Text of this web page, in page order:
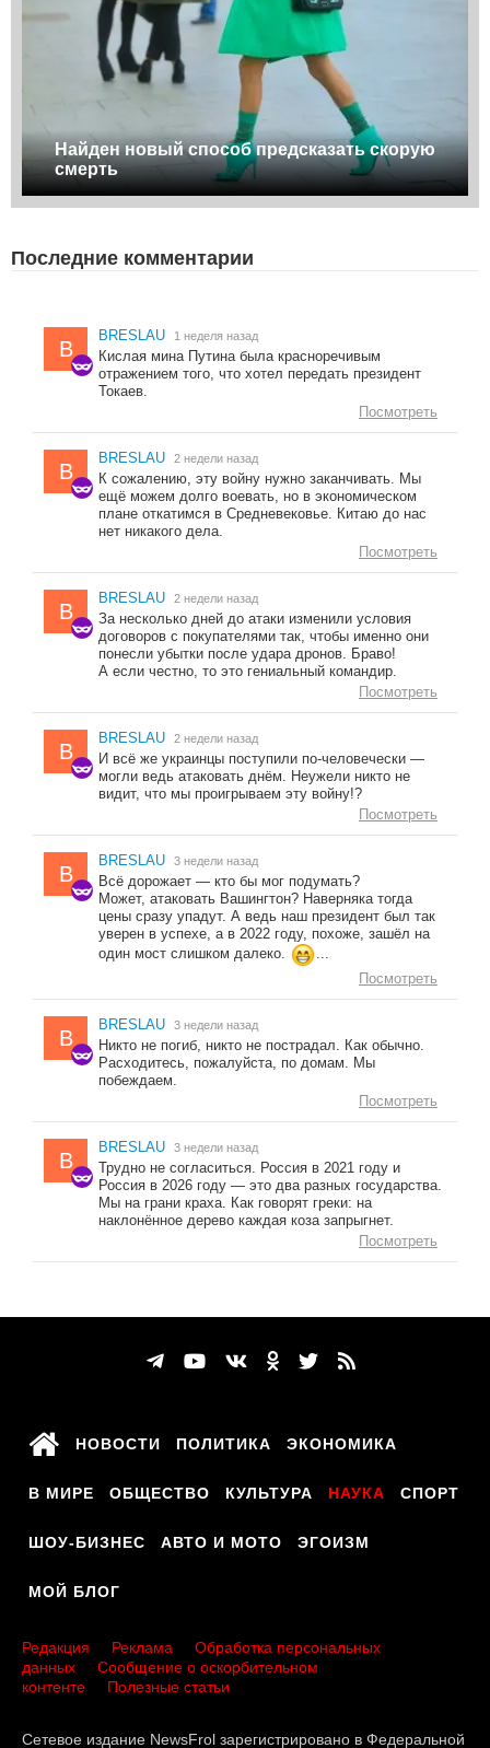
Найден новый способ предсказать скорую
смерть
Последние комментарии
B
BRESLAU 1 неделя назад
Кислая мина Путина была красноречивым
отражением того, что хотел передать президент
Токаев.
Посмотреть
B
BRESLAU 2 недели назад
К сожалению, эту войну нужно заканчивать. Мы
ещё можем долго воевать, но в экономическом
плане откатимся в Средневековье. Китаю до нас
нет никакого дела.
Посмотреть
B
BRESLAU 2 недели назад
За несколько дней до атаки изменили условия
договоров с покупателями так, чтобы именно они
понесли убытки после удара дронов. Браво!
А если честно, то это гениальный командир.
Посмотреть
B
BRESLAU 2 недели назад
И всё же украинцы поступили по-человечески —
могли ведь атаковать днём. Неужели никто не
видит, что мы проигрываем эту войну!?
Посмотреть
B
BRESLAU 3 недели назад
Всё дорожает — кто бы мог подумать?
Может, атаковать Вашингтон? Наверняка тогда
цены сразу упадут. А ведь наш президент был так
уверен в успехе, а в 2022 году, похоже, зашёл на
один мост слишком далеко.
...
Посмотреть
B
BRESLAU 3 недели назад
Никто не погиб, никто не пострадал. Как обычно.
Расходитесь, пожалуйста, по домам. Мы
побеждаем.
Посмотреть
B
BRESLAU 3 недели назад
Трудно не согласиться. Россия в 2021 году и
Россия в 2026 году — это два разных государства.
Мы на грани краха. Как говорят греки: на
наклонённое дерево каждая коза запрыгнет.
Посмотреть
НОВОСТИ ПОЛИТИКА ЭКОНОМИКА
В МИРЕ ОБЩЕСТВО КУЛЬТУРА НАУКА СПОРТ
ШОУ-БИЗНЕС АВТО И МОТО ЭГОИЗМ
МОЙ БЛОГ
Редакция Реклама
Обработка персональных
данных
Сообщение о оскорбительном
контенте
Полезные статьи
Сетевое издание NewsFrol зарегистрировано в Федеральной